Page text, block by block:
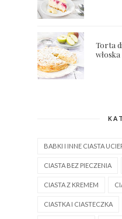
Torta
BABKI I INNE CIASTA
CIASTA BEZ PIECZENIA
CIASTA Z KREMEM
CIASTKA I CIASTECZKA